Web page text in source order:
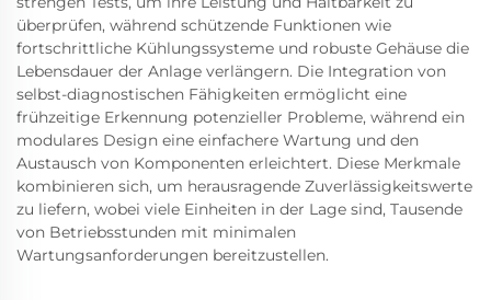
überprüfen, während schützende Funktionen wie
fortschrittliche Kühlungssysteme und robuste Gehäuse die
Lebensdauer der Anlage verlängern. Die Integration von
selbst-diagnostischen Fähigkeiten ermöglicht eine
frühzeitige Erkennung potenzieller Probleme, während ein
modulares Design eine einfachere Wartung und den
Austausch von Komponenten erleichtert. Diese Merkmale
kombinieren sich, um herausragende Zuverlässigkeitswerte
zu liefern, wobei viele Einheiten in der Lage sind, Tausende
von Betriebsstunden mit minimalen
Wartungsanforderungen bereitzustellen.